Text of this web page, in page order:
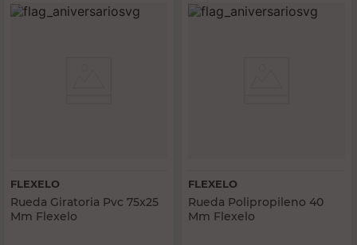
FLEXELO
Rueda Giratoria Pvc 75x25
Mm Flexelo
FLEXELO
Rueda Polipropileno 40
Mm Flexelo